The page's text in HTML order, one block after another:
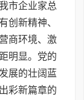
市企业家总
创新精神、
商环境、激
明显。党的
展的壮阔蓝
彩新篇章的